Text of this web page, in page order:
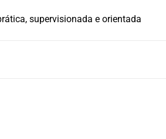
supervisionada e orientada